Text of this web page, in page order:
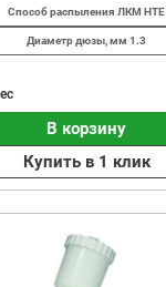
Способ распыления ЛКМ HTE
Диаметр дюзы, мм 1.3
В корзину
Купить в 1 клик